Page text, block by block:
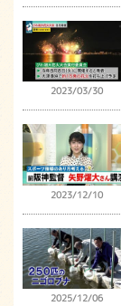
2023/03/30
2023/12/10
2025/12/06